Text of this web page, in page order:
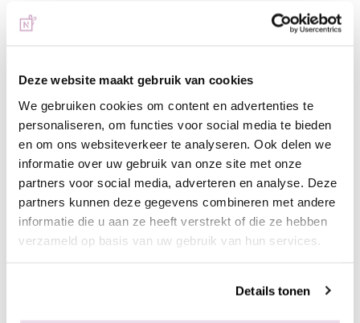
Deze website maakt gebruik van cookies
We gebruiken cookies om content en advertenties te
personaliseren, om functies voor social media te bieden
en om ons websiteverkeer te analyseren. Ook delen we
informatie over uw gebruik van onze site met onze
partners voor social media, adverteren en analyse. Deze
partners kunnen deze gegevens combineren met andere
informatie die u aan ze heeft verstrekt of die ze hebben
verzameld op basis van uw gebruik van hun services.
Details tonen
nagel zetten. De gel legt zichzelf en er is minimaal vijlwerk
nodig om de juiste nagel te maken mits je natuurlijk de juiste
buildergel, gecombineerd met het gebruiksgenakt van een
flexibele gel.
Deze Builder in a Bottle is enorm stevig op de natuurlijke nagel,
maar kan ook gebruikt worden voor korte verlengingen.
Hierdoor is deze gel uiterst geschikt voor de natural nail
treatment behandeling.
Wanneer kies je voor dit product? Bij zowel flexibele, als
steviger dan rubber base, structure gel en fiab. Werk je dus